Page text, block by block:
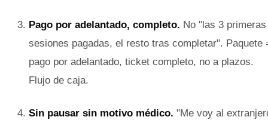
Pago por adelantado, completo. No "las 3 primeras
sesiones pagadas, el resto tras completar". Paquete
pago por adelantado, ticket completo, no a plazos.
Flujo de caja.
Sin pausar sin motivo médico. "Me voy al